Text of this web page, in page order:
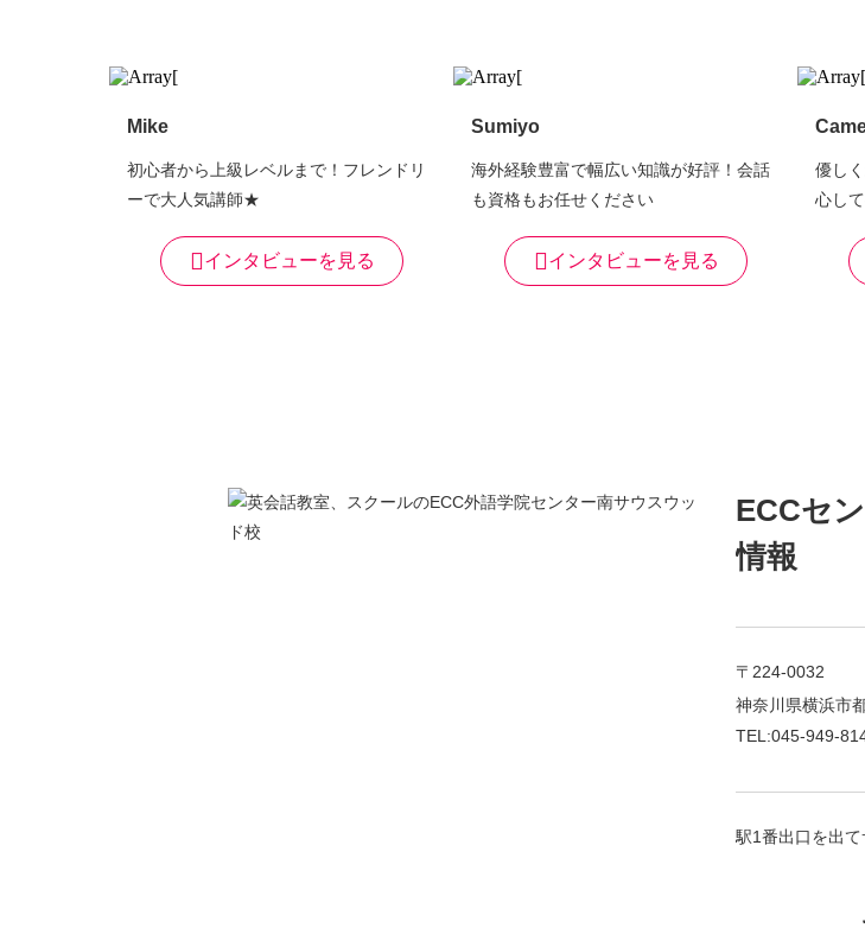
Mike
初心者から上級レベルまで！フレンドリ
ーで大人気講師★
インタビューを見る
Sumiyo
海外経験豊富で幅広い知識が好評！会話
も資格もお任せください
インタビューを見る
優し
心し
ECCセ
情報
〒224-0032
神奈川県横浜市
TEL:045-949-
駅1番出口を出